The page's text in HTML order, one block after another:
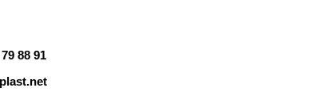
88 91